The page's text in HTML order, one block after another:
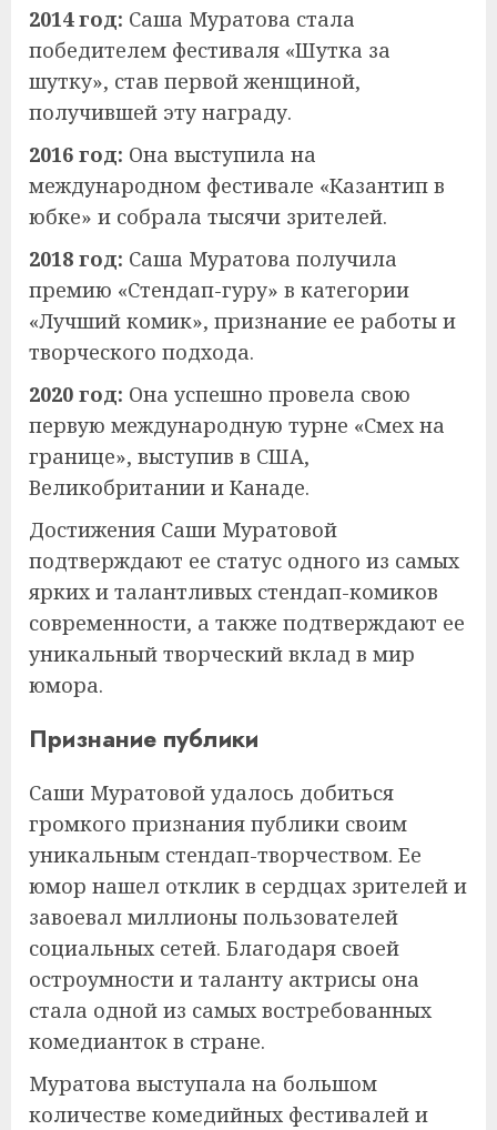
2014 год: Саша Муратова стала
победителем фестиваля «Шутка за
шутку», став первой женщиной,
получившей эту награду.
2016 год: Она выступила на
международном фестивале «Казантип в
юбке» и собрала тысячи зрителей.
2018 год: Саша Муратова получила
премию «Стендап-гуру» в категории
«Лучший комик», признание ее работы и
творческого подхода.
2020 год: Она успешно провела свою
первую международную турне «Смех на
границе», выступив в США,
Великобритании и Канаде.
Достижения Саши Муратовой
подтверждают ее статус одного из самых
ярких и талантливых стендап-комиков
современности, а также подтверждают ее
уникальный творческий вклад в мир
юмора.
Признание публики
Саши Муратовой удалось добиться
громкого признания публики своим
уникальным стендап-творчеством. Ее
юмор нашел отклик в сердцах зрителей и
завоевал миллионы пользователей
социальных сетей. Благодаря своей
остроумности и таланту актрисы она
стала одной из самых востребованных
комедианток в стране.
Муратова выступала на большом
количестве комедийных фестивалей и